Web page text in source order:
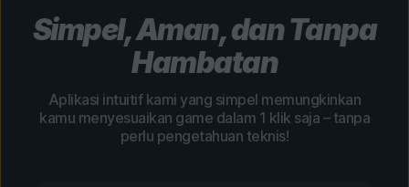
Simpel, Aman, dan Tanpa
Hambatan
Aplikasi intuitif kami yang simpel memungkinkan
kamu menyesuaikan game dalam 1 klik saja – tanpa
perlu pengetahuan teknis!